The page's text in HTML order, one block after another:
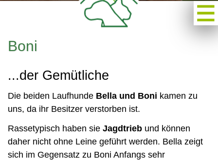
Boni
...der Gemütliche
Die beiden Laufhunde Bella und Boni kamen zu
uns, da ihr Besitzer verstorben ist.
Rassetypisch haben sie Jagdtrieb und können
daher nicht ohne Leine geführt werden. Bella zeigt
sich im Gegensatz zu Boni Anfangs sehr